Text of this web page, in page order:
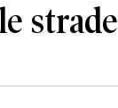
strade